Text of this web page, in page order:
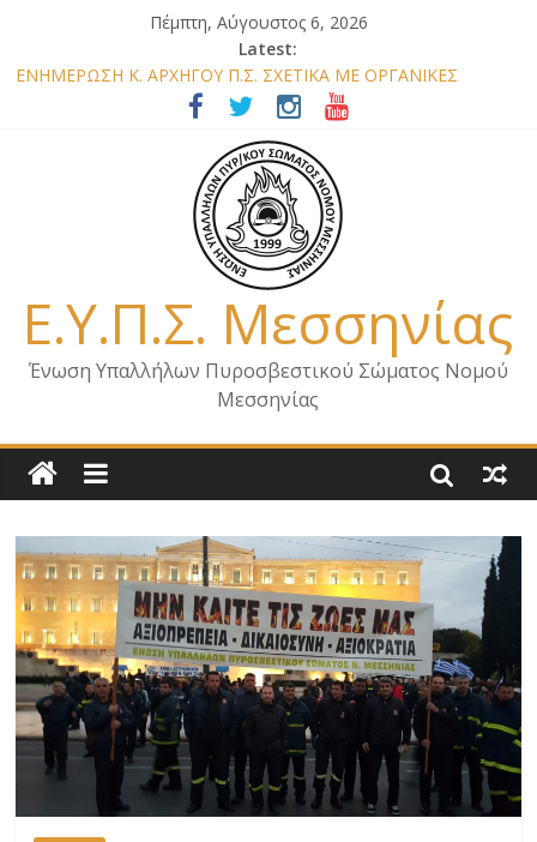
Πέμπτη, Αύγουστος 6, 2026
Latest:
ΕΝΗΜΕΡΩΣΗ Κ. ΑΡΧΗΓΟΥ Π.Σ. ΣΧΕΤΙΚΑ ΜΕ ΟΡΓΑΝΙΚΕΣ
ΘΕΣΕΙΣ ΝΟΜΟΥ ΜΕΣΣΗΝΙΑΣ 2026
ΕΝΗΜΕΡΩΣΗ ΜΕΛΩΝ – ΕΠΙΣΚΕΨΗ ΕΝΩΣΗΣ ΣΕ ΥΠΗΡΕΣΙΕΣ ΚΑΙ
ΚΛΙΜΑΚΙΑ ΤΟΥ ΝΟΜΟΥ ΜΑΣ
ΕΝΗΜΕΡΩΣΗ ΜΕΛΩΝ ΓΙΑ ΕΠΙΣΚΕΨΕΙΣ ΣΩΜΑΤΕΙΟΥ
ΕΝΗΜΕΡΩΣΗ ΜΕΛΩΝ – ΕΠΙΣΚΕΨΗ ΣΤΗΝ Π.Υ. Α/Δ ΚΑΛΑΜΑΤΑΣ
ΕΠΙΣΤΟΛΗ ΓΙΑ ΣΧΕΔΙΟ ΔΑΣΩΝ 2026
Ε.Υ.Π.Σ. Μεσσηνίας
Ένωση Υπαλλήλων Πυροσβεστικού Σώματος Νομού
Μεσσηνίας